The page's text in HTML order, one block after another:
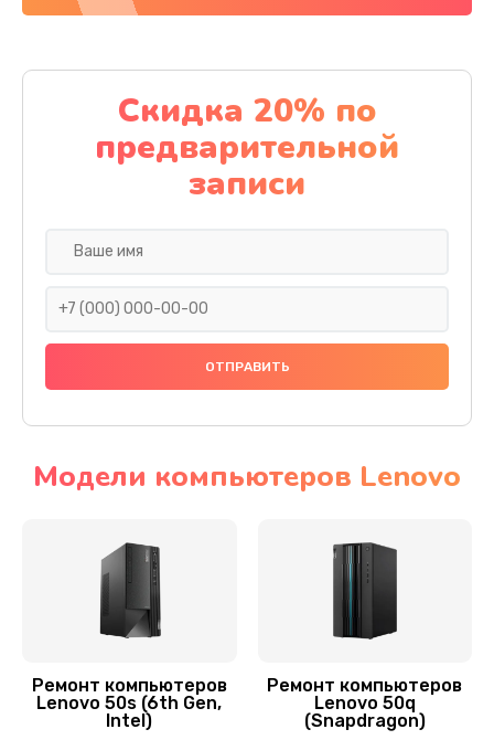
Заказать
Замена материнской платы
500 руб.
Заказать
Замена звуковой платы
Замена блока питания
Заказать
Скидка 20% по
предварительной
записи
Модели компьютеров Lenovo
Ремонт компьютеров
Lenovo 50s (6th Gen,
Intel)
Ремонт компьютеров
Lenovo 50q
(Snapdragon)